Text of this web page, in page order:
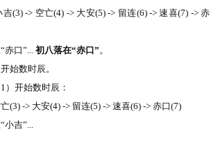
吉(3) -> 空亡(4) -> 大安(5) -> 留连(6) -> 速喜(7) -> 赤
口”... 初八落在“赤口” 。
始数时辰。
）开始数时辰：
(3) -> 大安(4) -> 留连(5) -> 速喜(6) -> 赤口(7)
吉”...